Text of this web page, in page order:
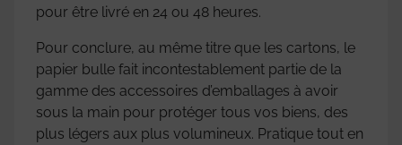
pour être livré en 24 ou 48 heures.
Pour conclure, au même titre que les cartons, le
papier bulle fait incontestablement partie de la
gamme des accessoires d’emballages à avoir
sous la main pour protéger tous vos biens, des
plus légers aux plus volumineux. Pratique tout en